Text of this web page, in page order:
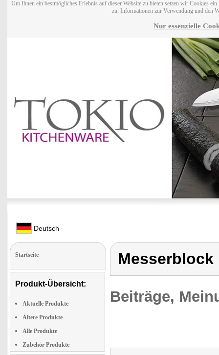
Um Ihnen ein bestmögliches Erlebnis auf dieser Website zu bieten setzen wir Cookies
zu. Informationen zur Verwendung und den
Nur essenzielle
Deutsch
Startseite
Produkt-Übersicht:
Aktuelle Produkte
Ältere Produkte
Alle Produkte
Zubehör Produkte
Messerblock
Beiträge,